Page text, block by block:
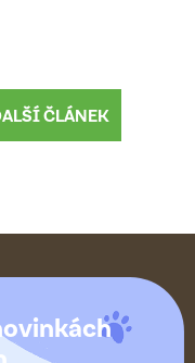
ČLÁNEK